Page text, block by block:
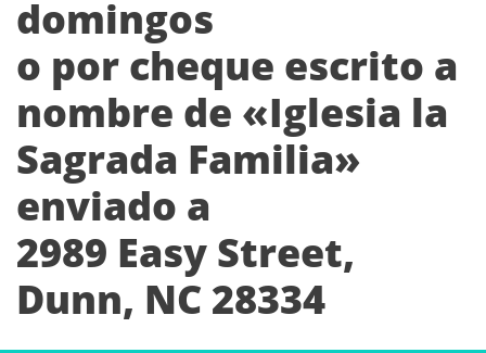
domingos
o por cheque escrito a
nombre de «Iglesia la
Sagrada Familia»
enviado a
2989 Easy Street,
Dunn, NC 28334